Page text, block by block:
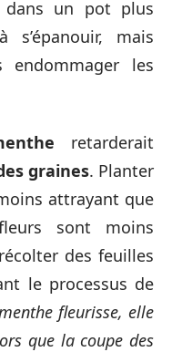
dans un pot plus
s’épanouir, mais
les
retarderait
graines. Planter
attrayant que
sont moins
des feuilles
le processus de
fleurisse, elle
que la coupe des